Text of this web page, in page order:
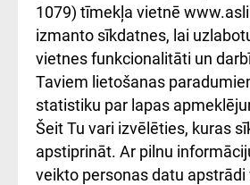
Kā pie mums nokļūt
Rēķinu apmaksas
ceļvedis
Rekvizīti un
ārstniecības
1079) tīmekļa vietnē
izmanto sīkdatnes, lai
vietnes funkcionalitāti un
Taviem lietošanas
statistiku par lapas
Šeit Tu vari izvēlēties, kuras
apstiprināt. Ar pilnu
veikto personas datu apstrādi